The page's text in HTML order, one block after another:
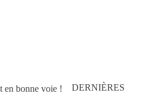
DERNIÈRES